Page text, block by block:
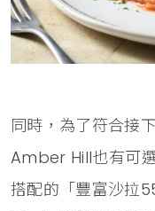
同時，為了符合接
Amber Hill也有可
搭配的「豐富沙拉